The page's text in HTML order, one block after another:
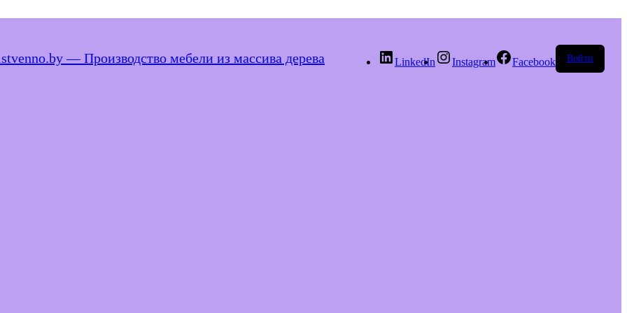
— Производство мебели из массива дерева LinkedIn Instagram Facebook Войти